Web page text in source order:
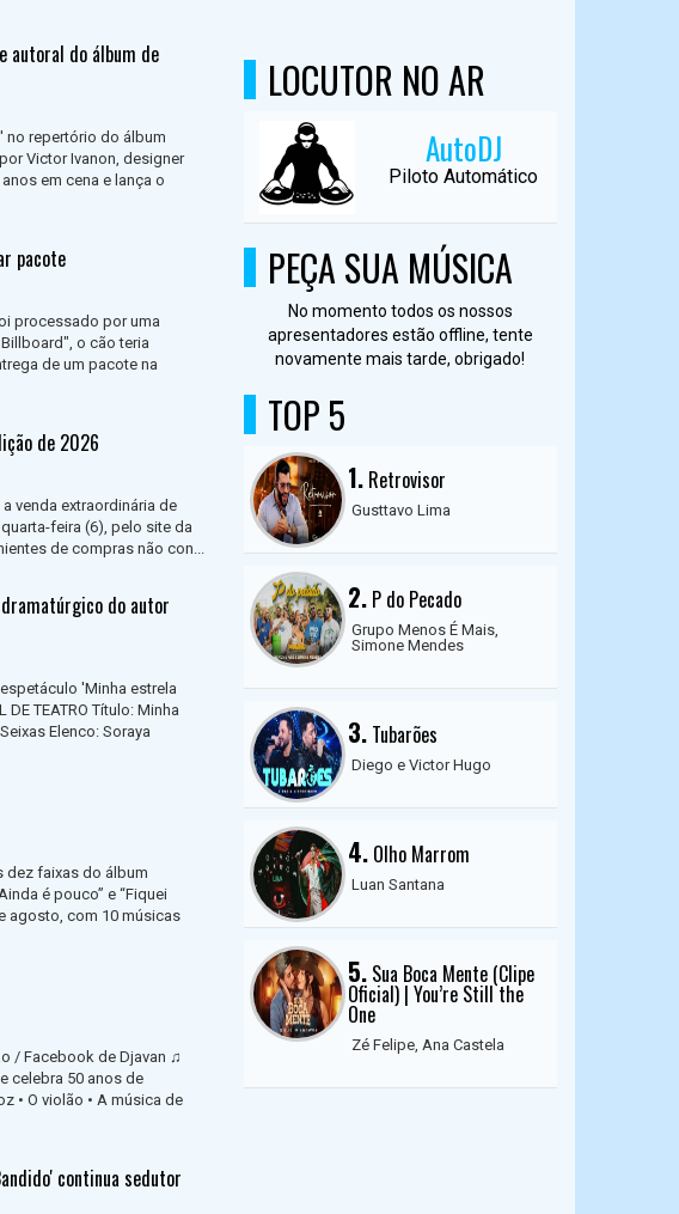
autoral do álbum de
no repertório do álbum
Victor Ivanon, designer
em cena e lança o
pacote
processado por uma
o cão teria
de um pacote na
de 2026
venda extraordinária de
feira (6), pelo site da
de compras não con...
do autor
'Minha estrela
TEATRO Título: Minha
Elenco: Soraya
dez faixas do álbum
é pouco” e “Fiquei
agosto, com 10 músicas
/ Facebook de Djavan ♫
celebra 50 anos de
• O violão • A música de
continua sedutor
LOCUTOR NO AR
AutoDJ
Piloto Automático
PEÇA SUA MÚSICA
No momento todos os nossos
apresentadores estão offline, tente
novamente mais tarde, obrigado!
TOP 5
1.Retrovisor
Gusttavo Lima
2.P do Pecado
Grupo Menos É Mais,
Simone Mendes
3.Tubarões
Diego e Victor Hugo
4.Olho Marrom
Luan Santana
5.Sua Boca Mente (Clipe
Oficial) | You’re Still the
One
Zé Felipe, Ana Castela